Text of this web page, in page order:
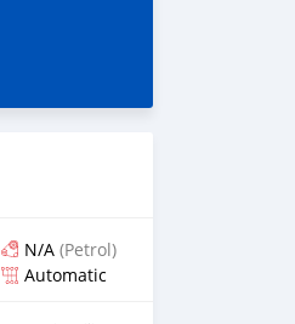
N/A (Petrol)
Automatic